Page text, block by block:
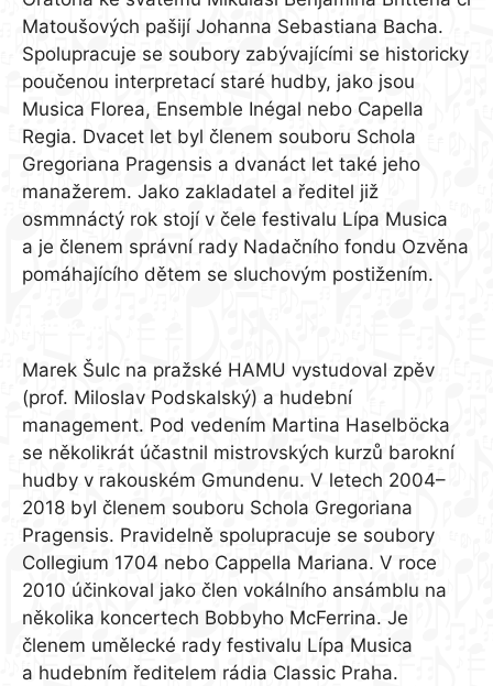
Matoušových pašijí Johanna Sebastiana Bacha.
Spolupracuje se soubory zabývajícími se historicky
poučenou interpretací staré hudby, jako jsou
Musica Florea, Ensemble Inégal nebo Capella
Regia. Dvacet let byl členem souboru Schola
Gregoriana Pragensis a dvanáct let také jeho
manažerem. Jako zakladatel a ředitel již
osmmnáctý rok stojí v čele festivalu Lípa Musica
a je členem správní rady Nadačního fondu Ozvěna
pomáhajícího dětem se sluchovým postižením.
Marek Šulc na pražské HAMU vystudoval zpěv
(prof. Miloslav Podskalský) a hudební
management. Pod vedením Martina Haselböcka
se několikrát účastnil mistrovských kurzů barokní
hudby v rakouském Gmundenu. V letech 2004–
2018 byl členem souboru Schola Gregoriana
Pragensis. Pravidelně spolupracuje se soubory
Collegium 1704 nebo Cappella Mariana. V roce
2010 účinkoval jako člen vokálního ansámblu na
několika koncertech Bobbyho McFerrina. Je
členem umělecké rady festivalu Lípa Musica
a hudebním ředitelem rádia Classic Praha.